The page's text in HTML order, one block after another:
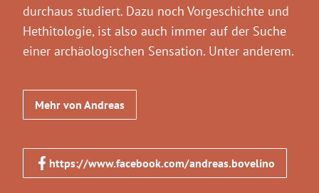
durchaus studiert. Dazu noch Vorgeschichte und
Hethitologie, ist also auch immer auf der Suche
einer archäologischen Sensation. Unter anderem.
Mehr von Andreas
https://www.facebook.com/andreas.bovelino